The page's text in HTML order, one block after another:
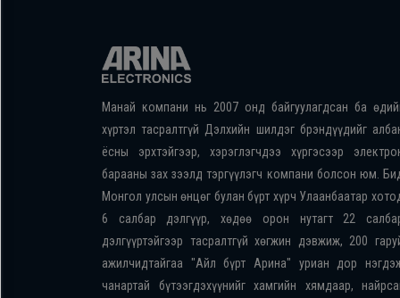
Манай компани нь 2007 онд байгуулагдсан ба
хүртэл тасралтгүй Дэлхийн шилдэг брэндүүдийг
ёсны эрхтэйгээр, хэрэглэгчдээ хүргэсээр
барааны зах зээлд тэргүүлэгч компани болсон юм.
Монгол улсын өнцөг булан бүрт хүрч Улаанбаатар
6 салбар дэлгүүр, хөдөө орон нутагт 22
дэлгүүртэйгээр тасралтгүй хөгжин дэвжиж, 200
ажилчидтайгаа "Айл бүрт Арина" уриан дор
чанартай бүтээгдэхүүнийг хамгийн хямдаар,